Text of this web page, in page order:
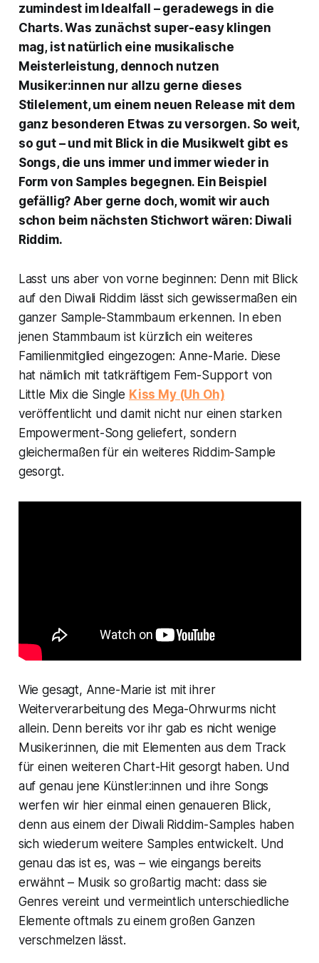
zumindest im Idealfall – geradewegs in die
Charts. Was zunächst super-easy klingen
mag, ist natürlich eine musikalische
Meisterleistung, dennoch nutzen
Musiker:innen nur allzu gerne dieses
Stilelement, um einem neuen Release mit dem
ganz besonderen Etwas zu versorgen. So weit,
so gut – und mit Blick in die Musikwelt gibt es
Songs, die uns immer und immer wieder in
Form von Samples begegnen. Ein Beispiel
gefällig? Aber gerne doch, womit wir auch
schon beim nächsten Stichwort wären: Diwali
Riddim.
Lasst uns aber von vorne beginnen: Denn mit Blick
auf den Diwali Riddim lässt sich gewissermaßen ein
ganzer Sample-Stammbaum erkennen. In eben
jenen Stammbaum ist kürzlich ein weiteres
Familienmitglied eingezogen: Anne-Marie. Diese
hat nämlich mit tatkräftigem Fem-Support von
Little Mix die Single Kiss My (Uh Oh)
veröffentlicht und damit nicht nur einen starken
Empowerment-Song geliefert, sondern
gleichermaßen für ein weiteres Riddim-Sample
gesorgt.
Wie gesagt, Anne-Marie ist mit ihrer
Weiterverarbeitung des Mega-Ohrwurms nicht
allein. Denn bereits vor ihr gab es nicht wenige
Musiker:innen, die mit Elementen aus dem Track
für einen weiteren Chart-Hit gesorgt haben. Und
auf genau jene Künstler:innen und ihre Songs
werfen wir hier einmal einen genaueren Blick,
denn aus einem der Diwali Riddim-Samples haben
sich wiederum weitere Samples entwickelt. Und
genau das ist es, was – wie eingangs bereits
erwähnt – Musik so großartig macht: dass sie
Genres vereint und vermeintlich unterschiedliche
Elemente oftmals zu einem großen Ganzen
verschmelzen lässt.